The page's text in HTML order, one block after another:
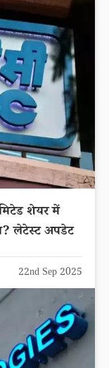
शेयर में
लेटेस्ट अपडेट
22nd Sep 2025